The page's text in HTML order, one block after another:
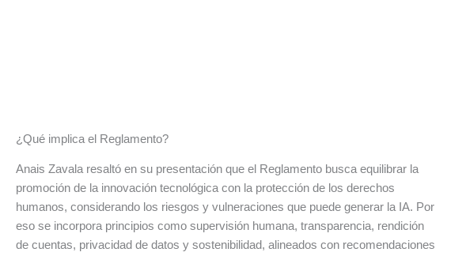
¿Qué implica el Reglamento?
Anais Zavala resaltó en su presentación que el Reglamento busca equilibrar la
promoción de la innovación tecnológica con la protección de los derechos
humanos, considerando los riesgos y vulneraciones que puede generar la IA. Por
eso se incorpora principios como supervisión humana, transparencia, rendición
de cuentas, privacidad de datos y sostenibilidad, alineados con recomendaciones